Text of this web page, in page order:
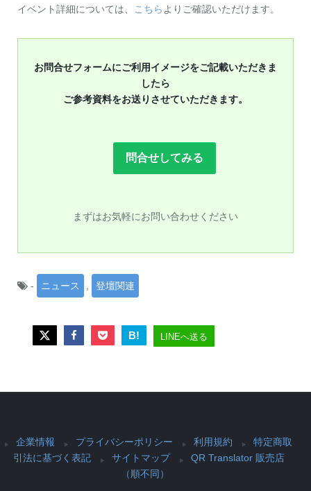
イベント詳細については、 こちら よりご確認いただけます。
お問合せフォームにご利用イメージをご記載いただきま
したら
ご参考資料をお送りさせていただきます。
問合せしてみる
まずはお気軽にお問い合わせください
- ニュース 登壇関連
B! LINEへ送る
企業情報 プライバシーポリシー 利用規約
特定商取
引法に基づく表記
サイトマップ
QR Translator 販売店
（順不同）